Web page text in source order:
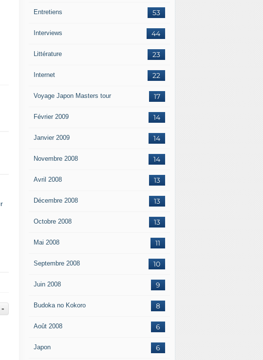
53
Entretiens
44
Interviews
23
Littérature
22
Internet
17
Voyage Japon Masters tour
14
Février 2009
14
Janvier 2009
14
Novembre 2008
13
Avril 2008
13
Décembre 2008
13
Octobre 2008
11
Mai 2008
10
Septembre 2008
9
Juin 2008
8
Budoka no Kokoro
6
Août 2008
6
Japon